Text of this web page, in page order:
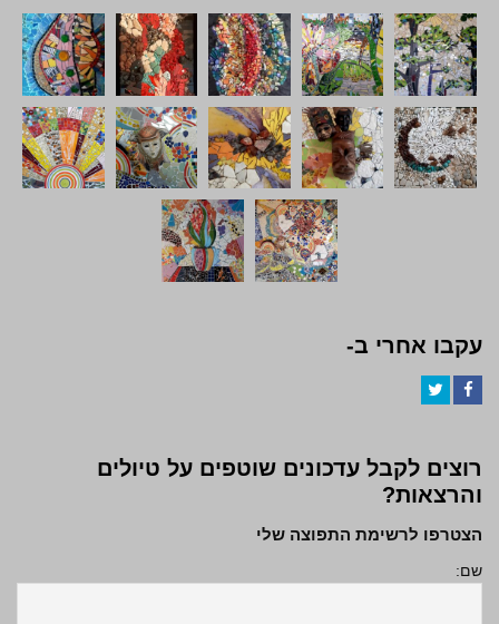
עקבו אחרי ב-
רוצים לקבל עדכונים שוטפים על טיולים
והרצאות?
הצטרפו לרשימת התפוצה שלי
שם: